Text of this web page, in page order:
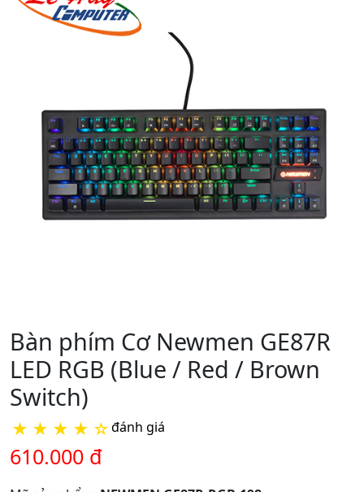
Bàn phím Cơ Newmen GE87R
LED RGB (Blue / Red / Brown
Switch)
★ ★ ★ ★ ☆đánh giá
610.000 đ